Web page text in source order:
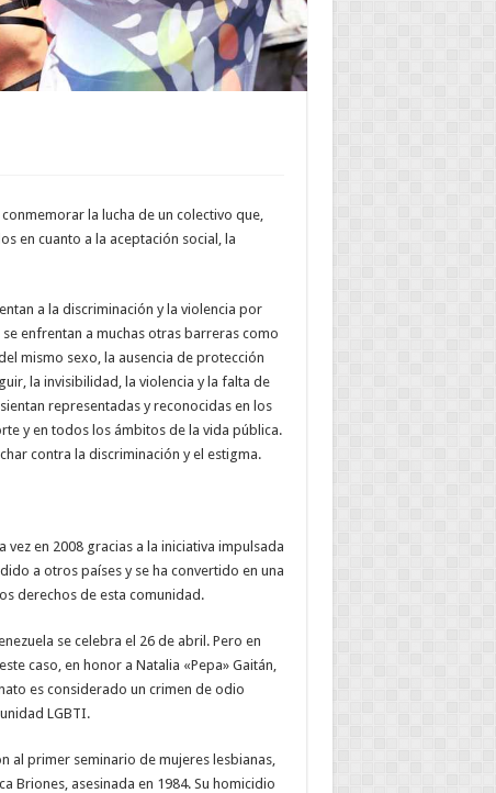
la lucha de un colectivo que,
en cuanto a la aceptación social, la
a la discriminación y la violencia por
enfrentan a muchas otras barreras como
mismo sexo, la ausencia de protección
la invisibilidad, la violencia y la falta de
representadas y reconocidas en los
y en todos los ámbitos de la vida pública.
contra la discriminación y el estigma.
en 2008 gracias a la iniciativa impulsada
a otros países y se ha convertido en una
derechos de esta comunidad.
se celebra el 26 de abril. Pero en
caso, en honor a Natalia «Pepa» Gaitán,
es considerado un crimen de odio
LGBTI.
al primer seminario de mujeres lesbianas,
Briones, asesinada en 1984. Su homicidio